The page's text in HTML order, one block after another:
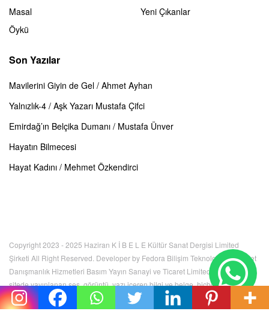
Masal
Öykü
Yeni Çıkanlar
Son Yazılar
Mavilerini Giyin de Gel / Ahmet Ayhan
Yalnızlık-4 / Aşk Yazarı Mustafa Çifci
Emirdağ’ın Belçika Dumanı / Mustafa Ünver
Hayatın Bilmecesi
Hayat Kadını / Mehmet Özkendirci
Copyright 2023 - 2025 Haziran K İ B E L E Kültür Sanat Dergisi Limited
Şirketi All Right Reserved. Developer by Fedora Bilişim Teknolojileri İnternet
Danışmanlık Hizmetleri Basım Yayın Sanayi ve Ticaret Limited Şirketi. Bu
sitede yayınlanan ses, görüntü, yazı içeren bilgi ve belge, hiçbir şekilde
kullanılamaz, izinsiz kopyalanamaz. Tüm hakları K İ B E L E Kültür Sanat
Dergisi Limited Şirketi'ne aittir.